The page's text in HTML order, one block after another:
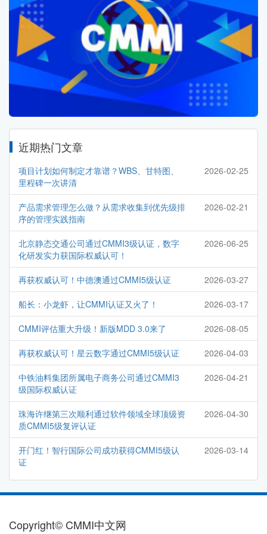
近期热门文章
项目计划如何制定才靠谱？WBS、甘特图、
里程碑一次讲清
2026-02-25
产品需求管理怎么做？从需求收集到优先级排
序的管理实践指南
2026-02-21
北京静态交通公司通过CMMI3级认证，数字
化研发实力获国际权威认可！
2026-06-25
再获权威认可！中德澳通过CMMI5级认证 2026-03-27
船长：小龙虾，让CMMI认证又火了！ 2026-03-17
CMMI评估重大升级！新版MDD 3.0来了 2026-08-05
再获权威认可！星云数字通过CMMI5级认证 2026-04-03
中铁油料集团所属电子商务公司通过CMMI3
级国际权威认证
2026-04-21
珠海许继第三次顺利通过软件领域全球顶级资
质CMMI5级复评认证
2026-04-30
开门红！智行国际公司成功获得CMMI5级认
证
2026-03-14
Copyright© CMMI中文网